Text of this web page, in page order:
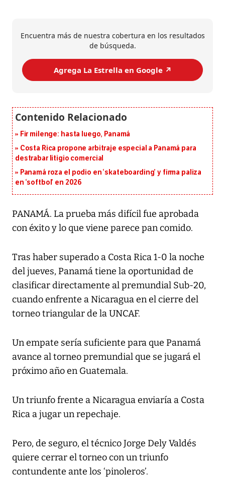
Encuentra más de nuestra cobertura en los resultados
de búsqueda.
Agrega La Estrella en Google ↗️
Fir milenge: hasta luego, Panamá
Costa Rica propone arbitraje especial a Panamá para
destrabar litigio comercial
Panamá roza el podio en ‘skateboarding’ y firma paliza
en ‘softbol’ en 2026
PANAMÁ. La prueba más difícil fue aprobada
con éxito y lo que viene parece pan comido.
Tras haber superado a Costa Rica 1-0 la noche
del jueves, Panamá tiene la oportunidad de
clasificar directamente al premundial Sub-20,
cuando enfrente a Nicaragua en el cierre del
torneo triangular de la UNCAF.
Un empate sería suficiente para que Panamá
avance al torneo premundial que se jugará el
próximo año en Guatemala.
Un triunfo frente a Nicaragua enviaría a Costa
Rica a jugar un repechaje.
Pero, de seguro, el técnico Jorge Dely Valdés
quiere cerrar el torneo con un triunfo
contundente ante los ‘pinoleros’.